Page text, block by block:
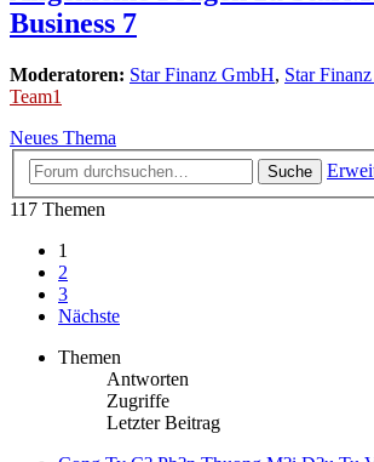
Business 7
Moderatoren: Star Finanz GmbH, Star
Team1
Neues Thema
Suche
117 Themen
1
2
3
Nächste
Themen
Antworten
Zugriffe
Letzter Beitrag